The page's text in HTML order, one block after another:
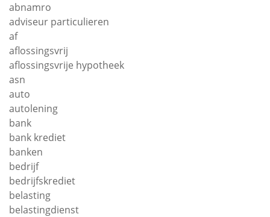
abnamro
adviseur particulieren
af
aflossingsvrij
aflossingsvrije hypotheek
asn
auto
autolening
bank
bank krediet
banken
bedrijf
bedrijfskrediet
belasting
belastingdienst